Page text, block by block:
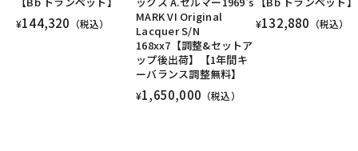
¥144,320 （税込）
MARK VI Original
Lacquer S/N
168xx7【調整&セットア
ップ後出荷】【1年間キ
ーバランス調整無料】
¥1,650,000 （税込）
¥132,880 （税込）